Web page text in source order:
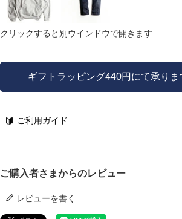
クリックすると別ウインドウで開きます
ギフトラッピング440円にて承りま
ご利用ガイド
ご購入者さまからのレビュー
レビューを書く